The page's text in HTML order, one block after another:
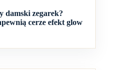
damski zegarek?
cerze efekt glow